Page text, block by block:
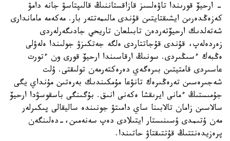
- ارحيۆ قورىندا تاۋەلسىز قازاقستاننىڭ قالىپتاسۋ جانە دامۋ
كەزەڭدەرىن ايشىقتايتىن قۇندى مالىمەتتەر بار. مەكەمە ماماندارى
شەتەلدىك ارحيۆتەردەن تابىلعان تاريحي جادىگەرلەردى
زەردەلەپ، قۇندى قۇجاتتاردى ەلگە جەتكىزۋ جولىندا ەلەۋلى
ەڭبەك ءسىڭىردى. سونىڭ ارقاسىندا ارحيۆ قورى ون ءتورت
عاسىردى قامتيتىن بىرەگەي دەرەكتەرمەن تولىقتى. ۇلت
شەجىرەسىن تەرەڭىرەك تانۋعا مۇمكىندىك بەرەتىن مۇنداي يگى
جۇمىستىڭ ءمانى ايرىقشا ەكەنى انىق. بۇگىنگى باسقوسۋدا ارحيۆ
سالاسىن زامان تالابىنا ساي دامىتۋ جونىندە ساليقالى پىكىرلەر
مەن ۇتىمدى ۇسىنىستار ايتىلادى دەپ سەنەمىن،-دەلىنگەن
پرەزيدەنتتىڭ قۇتتىقتاۋ حاتىندا.